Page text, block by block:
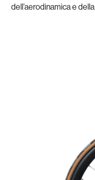
dell’aerodinamica e